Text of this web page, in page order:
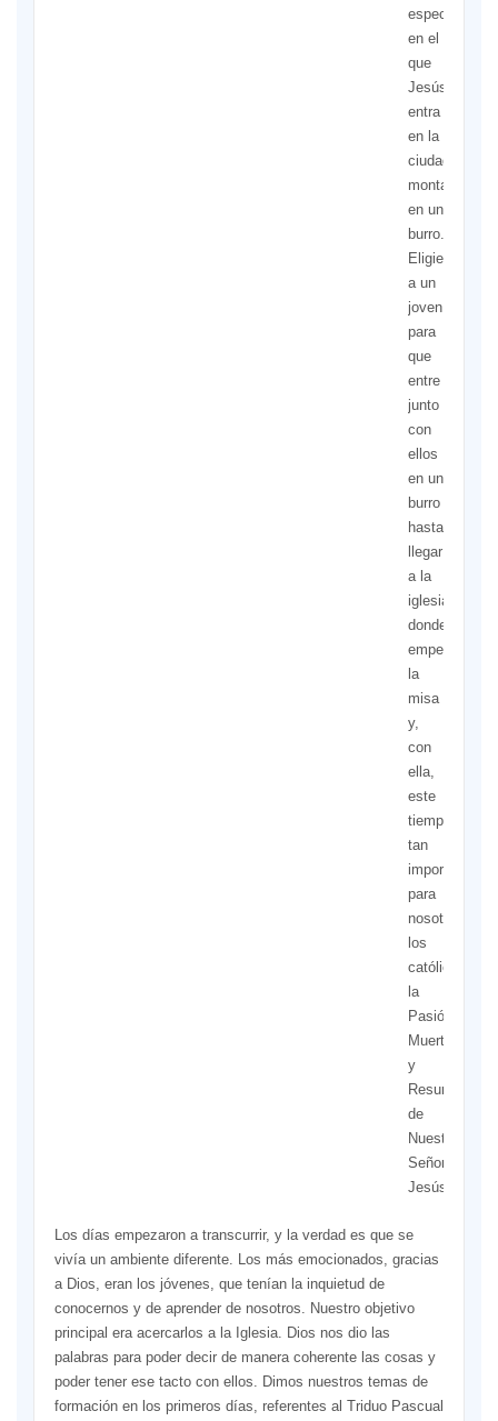
especial
en el
que
Jesús
entra
en la
ciudad
montado
en un
burro.
Eligieron
a un
joven
para
que
entre
junto
con
ellos
en un
burro
hasta
llegar
a la
iglesia,
donde
empezó
la
misa
y,
con
ella,
este
tiempo
tan
importante
para
nosotros
los
católicos:
la
Pasión,
Muerte
y
Resurrección
de
Nuestro
Señor
Jesús.
Los días empezaron a transcurrir, y la verdad es que se
vivía un ambiente diferente. Los más emocionados, gracias
a Dios, eran los jóvenes, que tenían la inquietud de
conocernos y de aprender de nosotros. Nuestro objetivo
principal era acercarlos a la Iglesia. Dios nos dio las
palabras para poder decir de manera coherente las cosas y
poder tener ese tacto con ellos. Dimos nuestros temas de
formación en los primeros días, referentes al Triduo Pascual